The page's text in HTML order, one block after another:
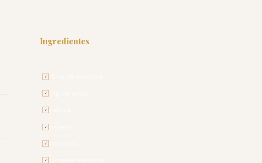
Ingredientes
✓
✓
✓
✓
✓
✓